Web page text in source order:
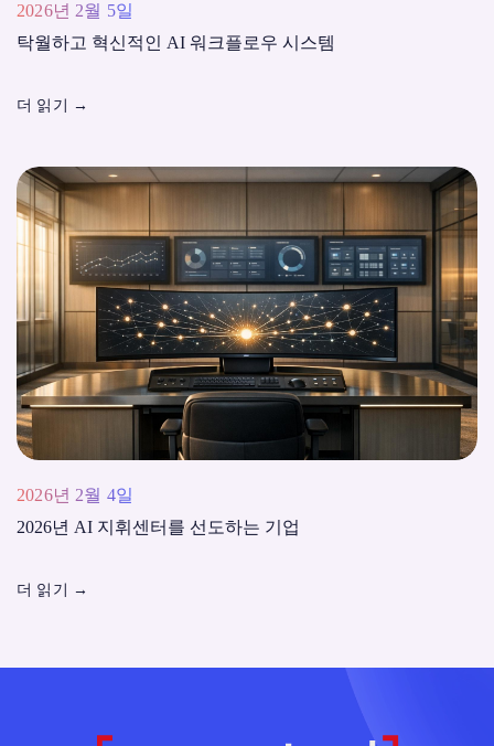
2026년 2월 5일
탁월하고 혁신적인 AI 워크플로우 시스템
더 읽기 →
2026년 2월 4일
2026년 AI 지휘센터를 선도하는 기업
더 읽기 →